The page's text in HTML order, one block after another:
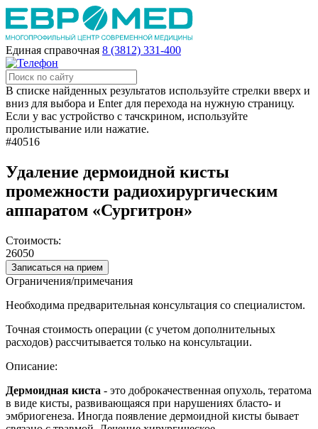
Единая справочная 8 (3812) 331-400
В списке найденных результатов используйте стрелки вверх и
вниз для выбора и Enter для перехода на нужную страницу.
Если у вас устройство с тачскрином, используйте
пролистывание или нажатие.
#40516
Удаление дермоидной кисты
промежности радиохирургическим
аппаратом «Сургитрон»
Стоимость:
26050
Записаться на прием
Ограничения/примечания
Необходима предварительная консультация со специалистом.
Точная стоимость операции (с учетом дополнительных
расходов) рассчитывается только на консультации.
Описание:
Дермоидная киста - это доброкачественная опухоль, тератома
в виде кисты, развивающаяся при нарушениях бласто- и
эмбриогенеза. Иногда появление дермоидной кисты бывает